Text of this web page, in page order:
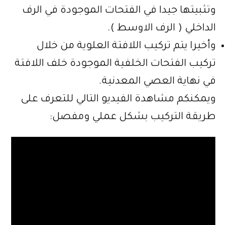
وتثبيتها جيدا في الفتحات الموجودة في الرف
الداخلي ( الرف الاوسط ).
وأخيرا يتم تركيب اللافتة العلوية من خلال
تركيب الفتحات الخلفية الموجودة خلف اللافتة
في نهاية العصي المعدنية.
ويمكنكم مشاهدة الفيديو التالي للتعرف على
طريقة التركيب بشكل عملي ومفصل: